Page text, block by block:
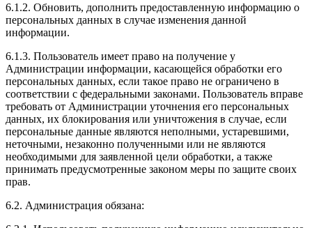
6.1.2. Обновить, дополнить предоставленную информацию о
персональных данных в случае изменения данной
информации.
6.1.3. Пользователь имеет право на получение у
Администрации информации, касающейся обработки его
персональных данных, если такое право не ограничено в
соответствии с федеральными законами. Пользователь вправе
требовать от Администрации уточнения его персональных
данных, их блокирования или уничтожения в случае, если
персональные данные являются неполными, устаревшими,
неточными, незаконно полученными или не являются
необходимыми для заявленной цели обработки, а также
принимать предусмотренные законом меры по защите своих
прав.
6.2. Администрация обязана: